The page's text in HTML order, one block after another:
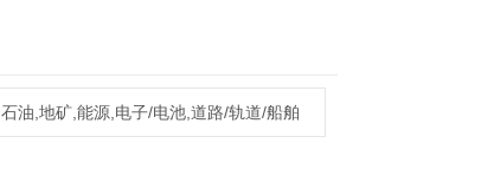
石油,地矿,能源,电子/电池,道路/轨道/船舶